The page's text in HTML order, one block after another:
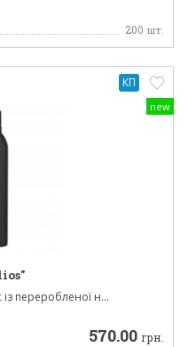
200 шт.
new
переробленої н...
570.00 грн.
КП